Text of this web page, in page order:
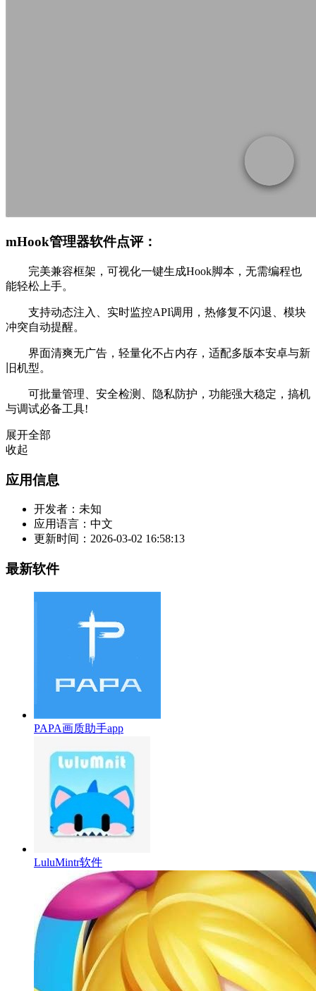
mHook管理器软件点评：
完美兼容框架，可视化一键生成Hook脚本，无需编程也
能轻松上手。
支持动态注入、实时监控API调用，热修复不闪退、模块
冲突自动提醒。
界面清爽无广告，轻量化不占内存，适配多版本安卓与新
旧机型。
可批量管理、安全检测、隐私防护，功能强大稳定，搞机
与调试必备工具!
展开全部
收起
应用信息
开发者： 未知
应用语言： 中文
更新时间： 2026-03-02 16:58:13
最新软件
PAPA画质助手app
LuluMintr软件